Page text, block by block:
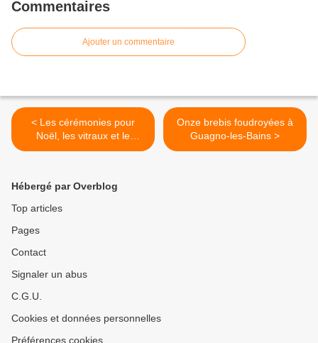
Commentaires
Ajouter un commentaire
< Les cérémonies pour
Noël, les vitraux et le
ringraziamentu
Onze brebis foudroyées à
Guagno-les-Bains >
Hébergé par Overblog
Top articles
Pages
Contact
Signaler un abus
C.G.U.
Cookies et données personnelles
Préférences cookies